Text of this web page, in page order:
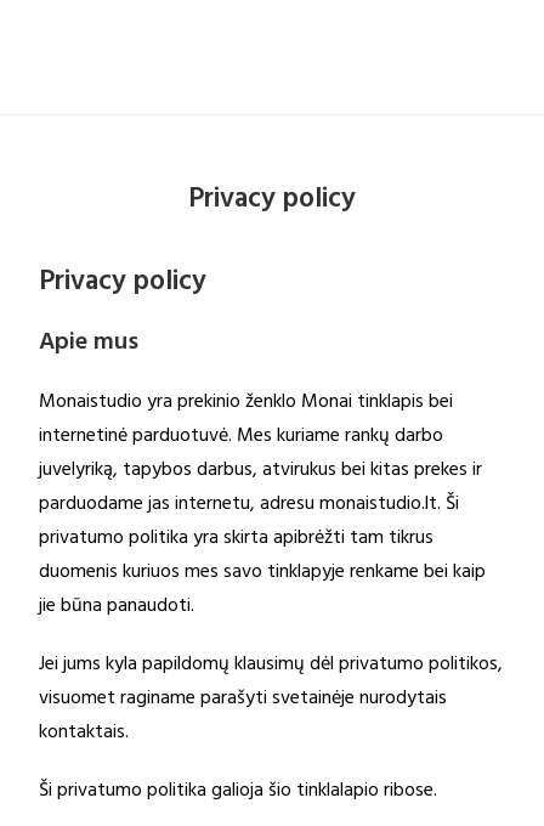
Privacy policy
Privacy policy
Apie mus
Monaistudio yra prekinio ženklo Monai tinklapis bei
internetinė parduotuvė. Mes kuriame rankų darbo
juvelyriką, tapybos darbus, atvirukus bei kitas prekes ir
parduodame jas internetu, adresu monaistudio.lt. Ši
privatumo politika yra skirta apibrėžti tam tikrus
duomenis kuriuos mes savo tinklapyje renkame bei kaip
jie būna panaudoti.
Jei jums kyla papildomų klausimų dėl privatumo politikos,
visuomet raginame parašyti svetainėje nurodytais
kontaktais.
Ši privatumo politika galioja šio tinklalapio ribose.